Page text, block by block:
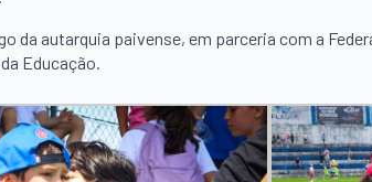
da autarquia paivense, em parceria com a
Educação.